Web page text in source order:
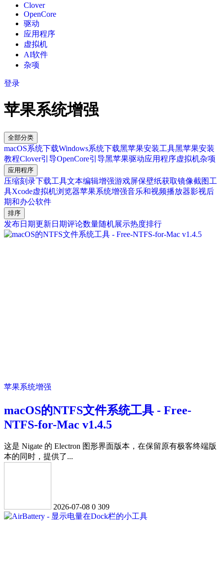
Clover
OpenCore
驱动
应用程序
虚拟机
AI软件
杂项
登录
苹果系统增强
全部分类
macOS系统下载Windows系统下载黑苹果安装工具黑苹果安装
教程Clover引导OpenCore引导黑苹果驱动应用程序虚拟机杂项
应用程序
压缩刻录下载工具文本编辑增强游戏屏保壁纸获取镜像截图工
具Xcode虚拟机浏览器苹果系统增强音乐和视频播放器影视后
期和办公软件
排序
发布日期更新日期评论数量随机展示热度排行
苹果系统增强
macOS的NTFS文件系统工具 - Free-
NTFS-for-Mac v1.4.5
这是 Nigate 的 Electron 图形界面版本，在保留原有极客终端版
本的同时，提供了...
2026-07-08 0 309